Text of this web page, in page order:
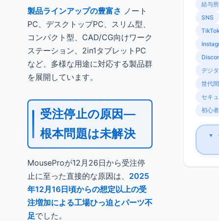
製品ラインアップの豊富さ ノート
PC、デスクトップPC、スリム型、
コンパクト型、CAD/CG向けワーク
ステーション、2in1タブレットPC
など、多様な用途に対応する製品群
を展開しています。
受注停止の原因—
根本問題は未解決
MouseProが12月26日から受注停
止に至った直接的な原因は、 2025
年12月16日頃からの想定以上の受
注増加による工場ひっ迫とパーツ不
足でした。
給与
SNS
デジ
世代
セキ
初心
▼